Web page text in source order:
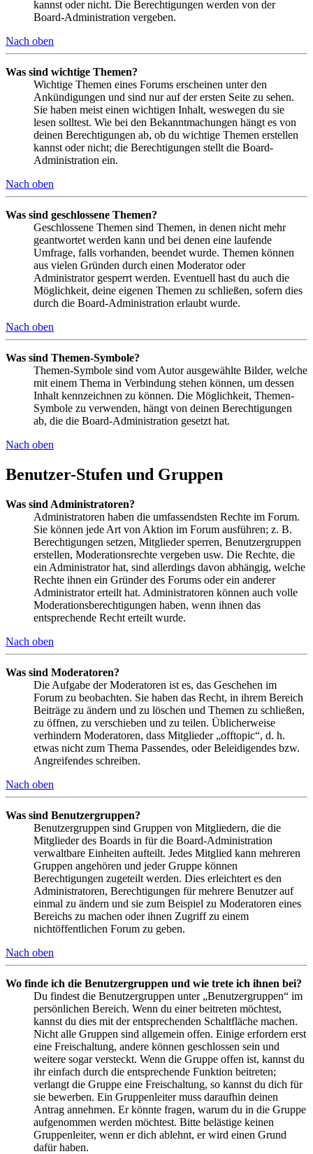
kannst oder nicht. Die Berechtigungen werden von der
Board-Administration vergeben.
Nach oben
Was sind wichtige Themen?
Wichtige Themen eines Forums erscheinen unter den
Ankündigungen und sind nur auf der ersten Seite zu sehen.
Sie haben meist einen wichtigen Inhalt, weswegen du sie
lesen solltest. Wie bei den Bekanntmachungen hängt es von
deinen Berechtigungen ab, ob du wichtige Themen erstellen
kannst oder nicht; die Berechtigungen stellt die Board-
Administration ein.
Nach oben
Was sind geschlossene Themen?
Geschlossene Themen sind Themen, in denen nicht mehr
geantwortet werden kann und bei denen eine laufende
Umfrage, falls vorhanden, beendet wurde. Themen können
aus vielen Gründen durch einen Moderator oder
Administrator gesperrt werden. Eventuell hast du auch die
Möglichkeit, deine eigenen Themen zu schließen, sofern dies
durch die Board-Administration erlaubt wurde.
Nach oben
Was sind Themen-Symbole?
Themen-Symbole sind vom Autor ausgewählte Bilder, welche
mit einem Thema in Verbindung stehen können, um dessen
Inhalt kennzeichnen zu können. Die Möglichkeit, Themen-
Symbole zu verwenden, hängt von deinen Berechtigungen
ab, die die Board-Administration gesetzt hat.
Nach oben
Benutzer-Stufen und Gruppen
Was sind Administratoren?
Administratoren haben die umfassendsten Rechte im Forum.
Sie können jede Art von Aktion im Forum ausführen; z. B.
Berechtigungen setzen, Mitglieder sperren, Benutzergruppen
erstellen, Moderationsrechte vergeben usw. Die Rechte, die
ein Administrator hat, sind allerdings davon abhängig, welche
Rechte ihnen ein Gründer des Forums oder ein anderer
Administrator erteilt hat. Administratoren können auch volle
Moderationsberechtigungen haben, wenn ihnen das
entsprechende Recht erteilt wurde.
Nach oben
Was sind Moderatoren?
Die Aufgabe der Moderatoren ist es, das Geschehen im
Forum zu beobachten. Sie haben das Recht, in ihrem Bereich
Beiträge zu ändern und zu löschen und Themen zu schließen,
zu öffnen, zu verschieben und zu teilen. Üblicherweise
verhindern Moderatoren, dass Mitglieder „offtopic“, d. h.
etwas nicht zum Thema Passendes, oder Beleidigendes bzw.
Angreifendes schreiben.
Nach oben
Was sind Benutzergruppen?
Benutzergruppen sind Gruppen von Mitgliedern, die die
Mitglieder des Boards in für die Board-Administration
verwaltbare Einheiten aufteilt. Jedes Mitglied kann mehreren
Gruppen angehören und jeder Gruppe können
Berechtigungen zugeteilt werden. Dies erleichtert es den
Administratoren, Berechtigungen für mehrere Benutzer auf
einmal zu ändern und sie zum Beispiel zu Moderatoren eines
Bereichs zu machen oder ihnen Zugriff zu einem
nichtöffentlichen Forum zu geben.
Nach oben
Wo finde ich die Benutzergruppen und wie trete ich ihnen bei?
Du findest die Benutzergruppen unter „Benutzergruppen“ im
persönlichen Bereich. Wenn du einer beitreten möchtest,
kannst du dies mit der entsprechenden Schaltfläche machen.
Nicht alle Gruppen sind allgemein offen. Einige erfordern erst
eine Freischaltung, andere können geschlossen sein und
weitere sogar versteckt. Wenn die Gruppe offen ist, kannst du
ihr einfach durch die entsprechende Funktion beitreten;
verlangt die Gruppe eine Freischaltung, so kannst du dich für
sie bewerben. Ein Gruppenleiter muss daraufhin deinen
Antrag annehmen. Er könnte fragen, warum du in die Gruppe
aufgenommen werden möchtest. Bitte belästige keinen
Gruppenleiter, wenn er dich ablehnt, er wird einen Grund
dafür haben.